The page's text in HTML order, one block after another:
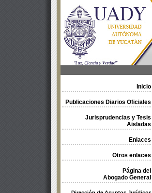
Inicio
Publicaciones Diarios Oficiales
Jurisprudencias y Tesis
Aisladas
Enlaces
Otros enlaces
Página del
Abogado General